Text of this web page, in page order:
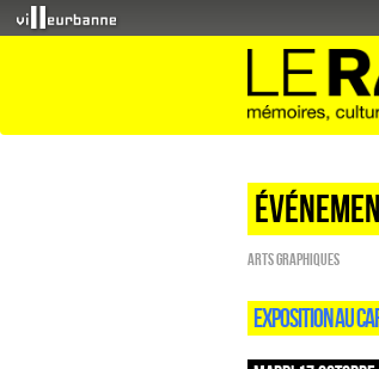
Arts graphiques
EXPOSITION AU